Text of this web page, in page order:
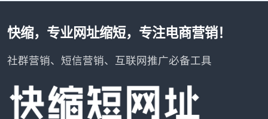
快缩，专业网址缩短，专注电商营销！
社群营销、短信营销、互联网推广必备工具